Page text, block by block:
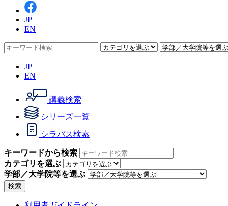
JP
EN
JP
EN
講義検索
シリーズ一覧
シラバス検索
キーワードから検索
カテゴリを選ぶ
学部／大学院等を選ぶ
検索